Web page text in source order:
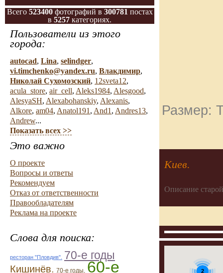
Всего 523400фотографий в 300781 постах
в 5257 категориях.
Пользователи из этого
города:
autocad, Lina, selindger,
vi.timchenko@yandex.ru, Влакдимир,
Николай Сухомозский, 12sveta12,
acula_store, air_cell, Aleks1984, Alesgood,
AlesyaSH, Alexabohanskiy, Alexanis,
Alkore, am04, Anatol191 , And1 , Andres13,
Andrew...
Показать всех >>
Это важно
О проекте
Вопросы и ответы
Рекомендуем
Отказ от ответственности
Правообладателям
Реклама на проекте
Слова для поиска:
ресторан "Пловдив". 70-е годы
Кишинёв. 70-е годы. 60-е
Размер:
Киев.
Описание
2